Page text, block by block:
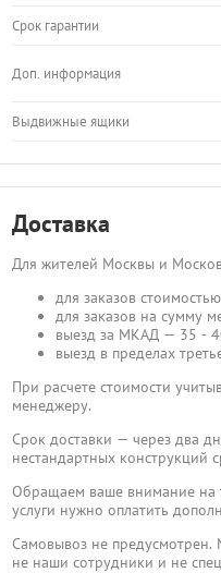
Срок гарантии
Доп. информация
Выдвижные ящики
Доставка
Для жителей Москвы и
для заказов
для заказов на сумму
выезд за МКАД — 35 -
выезд в пределах
При расчете стоимости
менеджеру.
Срок доставки — через два
нестандартных конструкций
Обращаем ваше внимание на
услуги нужно оплатить
Самовывоз не предусмотрен.
не наши сотрудники и не